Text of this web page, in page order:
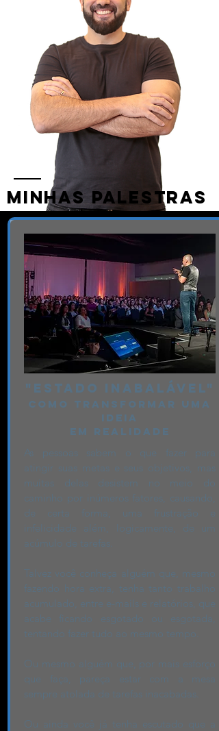
MINHAS PALESTRAS
"ESTADO INABALÁVEL"
COMO TRANSFORMAR UMA
IDEIA
EM REALIDADE
As pessoas sabem o que fazer para
atingir suas metas e seus objetivos, mas
muitas delas desistem no meio do
caminho por inúmeros fatores, causando,
de certa forma, uma frustração e
infelicidade além, logicamente, de um
acúmulo de tarefas.
Talvez você conheça alguém que, mesmo
fazendo hora extra, tenha tanto trabalho
acumulado, entre e-mails e relatórios, que
acabe ficando esgotado ou esgotada,
tentando fazer tudo ao mesmo tempo.
Ou mesmo alguém que, por mais esforço
que faça, pareça estar com a mesa
sempre atolada de tarefas inacabadas.
Ou ainda você já tenha escutado que a